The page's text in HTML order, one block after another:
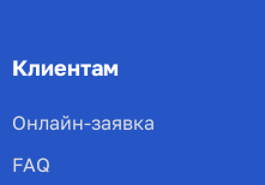
Клиентам
Онлайн-заявка
FAQ